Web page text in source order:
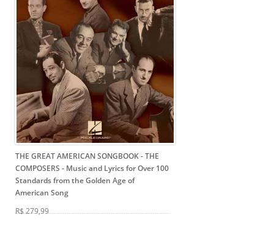
THE GREAT AMERICAN SONGBOOK - THE
COMPOSERS - Music and Lyrics for Over 100
Standards from the Golden Age of
American Song
R$ 279,99